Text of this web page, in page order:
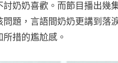
奶奶喜歡。而節目播出幾
題，言語間奶奶更講到落
措的尷尬感。